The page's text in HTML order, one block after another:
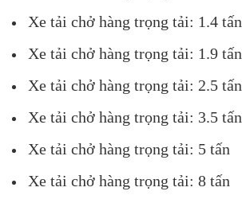
Xe tải chở hàng trọng tải: 1.4 tấn
Xe tải chở hàng trọng tải: 1.9 tấn
Xe tải chở hàng trọng tải: 2.5 tấn
Xe tải chở hàng trọng tải: 3.5 tấn
Xe tải chở hàng trọng tải: 5 tấn
Xe tải chở hàng trọng tải: 8 tấn